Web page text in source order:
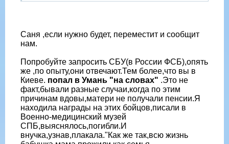
Саня ,если нужно будет, переместит и сообщит
нам.
Попробуйте запросить СБУ(в России ФСБ),опять
же ,по опыту,они отвечают.Тем более,что вы в
Киеве. попал в Умань "на словах" .Это не
факт,бывали разные случаи,когда по этим
причинам вдовы,матери не получали пенсии.Я
находила награды на этих бойцов,писали в
Военно-медицинский музей
СПБ,выяснялось,погибли.И
внучка,узнав,плакала."Как же так,всю жизнь